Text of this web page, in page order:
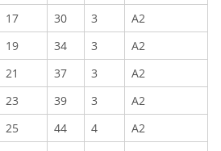
17 30 3
A2
19 34 3
A2
21 37 3
A2
23 39 3
A2
25 44 4
A2